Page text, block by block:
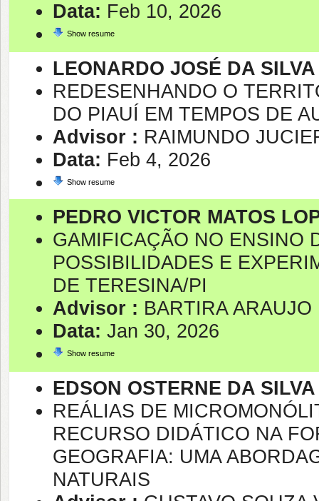
Data: Feb 10, 2026
Show resume
LEONARDO JOSÉ DA
REDESENHANDO O
DO PIAUÍ EM TEMPOS DE
Advisor : RAIMUNDO
Data: Feb 4, 2026
Show resume
PEDRO VICTOR MATOS
GAMIFICAÇÃO NO ENSINO
POSSIBILIDADES E
DE TERESINA/PI
Advisor : BARTIRA ARAUJO
Data: Jan 30, 2026
Show resume
EDSON OSTERNE DA
REÁLIAS DE
RECURSO DIDÁTICO NA
GEOGRAFIA: UMA
NATURAIS